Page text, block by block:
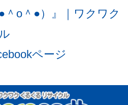
＾o＾●）』｜ワクワク
ページ